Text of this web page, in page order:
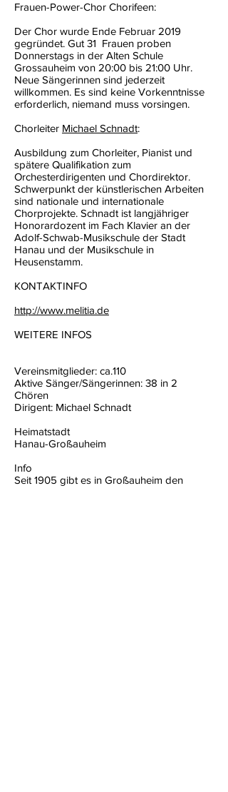
Frauen-Power-Chor Chorifeen:
Der Chor wurde Ende Februar 2019
gegründet. Gut 31 Frauen proben
Donnerstags in der Alten Schule
Grossauheim von 20:00 bis 21:00 Uhr.
Neue Sängerinnen sind jederzeit
willkommen. Es sind keine Vorkenntnisse
erforderlich, niemand muss vorsingen.
Chorleiter Michael Schnadt:
Ausbildung zum Chorleiter, Pianist und
spätere Qualifikation zum
Orchesterdirigenten und Chordirektor.
Schwerpunkt der künstlerischen Arbeiten
sind nationale und internationale
Chorprojekte. Schnadt ist langjähriger
Honorardozent im Fach Klavier an der
Adolf-Schwab-Musikschule der Stadt
Hanau und der Musikschule in
Heusenstamm.
KONTAKTINFO
http://www.melitia.de
WEITERE INFOS
Vereinsmitglieder: ca.110
Aktive Sänger/Sängerinnen: 38 in 2
Chören
Dirigent: Michael Schnadt
Heimatstadt
Hanau-Großauheim
Info
Seit 1905 gibt es in Großauheim den